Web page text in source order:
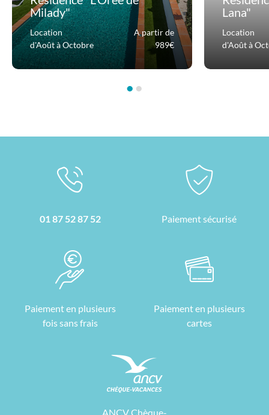
Milady"
Location
d'Août à Octobre
A partir de
989€
Lana"
Location
d'Août à
• •
01 87 52 87 52 Paiement sécurisé
Paiement en plusieurs
fois sans frais
Paiement en plusieurs
cartes
ANCV Chèque-